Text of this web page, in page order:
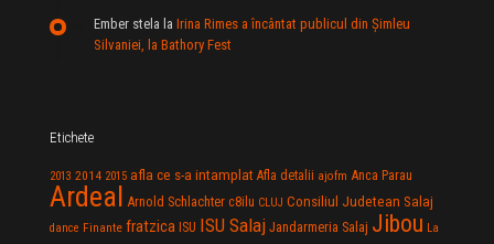
Ember stela la Irina Rimes a încântat publicul din Şimleu
Silvaniei, la Bathory Fest
Etichete
2013 2014 2015 afla ce s-a intamplat Afla detalii ajofm Anca Parau
Ardeal Arnold Schlachter c8ilu CLUJ Consiliul Judetean Salaj
dance Finante fratzica ISU ISU Salaj Jandarmeria Salaj Jibou La